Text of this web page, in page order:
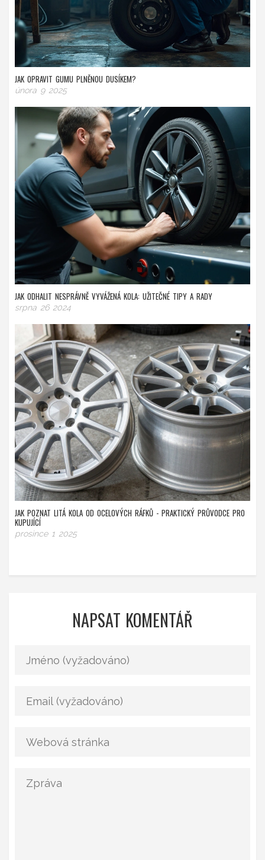
JAK OPRAVIT GUMU PLNĚNOU DUSÍKEM?
února 9 2025
JAK ODHALIT NESPRÁVNĚ VYVÁŽENÁ KOLA: UŽITEČNÉ TIPY A RADY
srpna 26 2024
JAK POZNAT LITÁ KOLA OD OCELOVÝCH RÁFKŮ - PRAKTICKÝ PRŮVODCE PRO
KUPUJÍCÍ
prosince 1 2025
NAPSAT KOMENTÁŘ